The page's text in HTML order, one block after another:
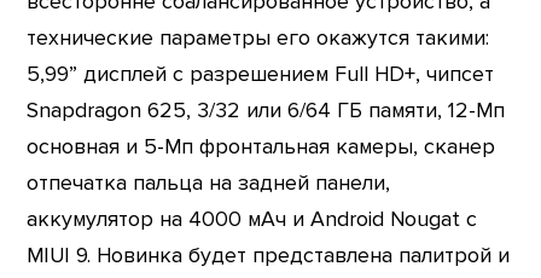
технические параметры его окажутся такими:
5,99” дисплей с разрешением Full HD+, чипсет
Snapdragon 625, 3/32 или 6/64 ГБ памяти, 12-Мп
основная и 5-Мп фронтальная камеры, сканер
отпечатка пальца на задней панели,
аккумулятор на 4000 мАч и Android Nougat с
MIUI 9. Новинка будет представлена палитрой и